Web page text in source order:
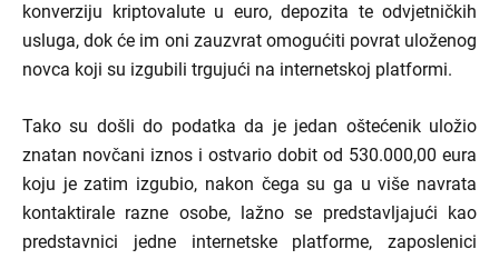
konverziju kriptovalute u euro, depozita te odvjetničkih
usluga, dok će im oni zauzvrat omogućiti povrat uloženog
novca koji su izgubili trgujući na internetskoj platformi.
Tako su došli do podatka da je jedan oštećenik uložio
znatan novčani iznos i ostvario dobit od 530.000,00 eura
koju je zatim izgubio, nakon čega su ga u više navrata
kontaktirale razne osobe, lažno se predstavljajući kao
predstavnici jedne internetske platforme, zaposlenici